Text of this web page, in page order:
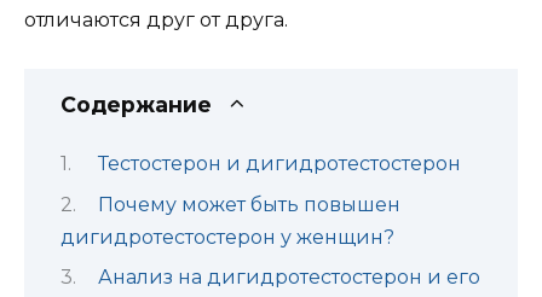
отличаются друг от друга.
Содержание
Тестостерон и дигидротестостерон
Почему может быть повышен
дигидротестостерон у женщин?
Анализ на дигидротестостерон и его